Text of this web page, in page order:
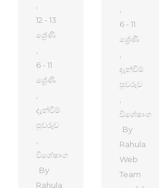
12 - 13
ශ්‍රේණි
6 - 11
ශ්‍රේණි
දැන්වීම්
පුවරුව
විශේෂාංග
By
Rahula
6 - 11
ශ්‍රේණි
දැන්වීම්
පුවරුව
විශේෂාංග
By
Rahula
Web
Team